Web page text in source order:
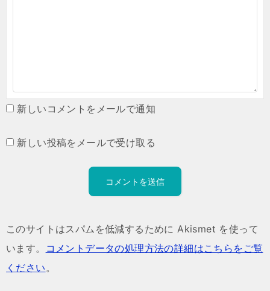
新しいコメントをメールで通知
新しい投稿をメールで受け取る
このサイトはスパムを低減するために Akismet を使って
います。
コメントデータの処理方法の詳細はこちらをご覧
ください。